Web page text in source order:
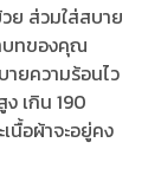
ย ส่วมใส่สบาย
บทของคุณ
ายความร้อนไว
เกิน 190
นื้อผ้าจะอยู่คง